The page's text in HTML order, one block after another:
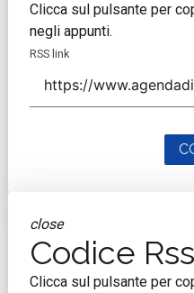
Clicca sul pulsante per
negli appunti.
RSS link
close
Codice Rss
Clicca sul pulsante per